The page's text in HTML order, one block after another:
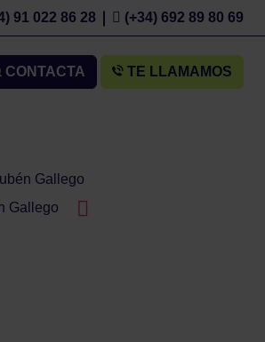
CONTACTA TE LLAMAMOS
91 022 86 28 (+34) 692 89 80 69
Gallego